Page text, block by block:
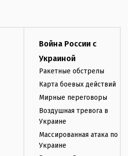
Война России с
Украиной
Ракетные обстрелы
Карта боевых действий
Мирные переговоры
Воздушная тревога в
Украине
Массированная атака по
Украине